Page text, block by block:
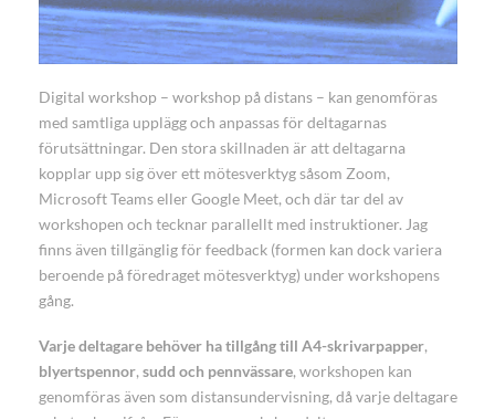
Digital workshop – workshop på distans – kan genomföras
med samtliga upplägg och anpassas för deltagarnas
förutsättningar. Den stora skillnaden är att deltagarna
kopplar upp sig över ett mötesverktyg såsom Zoom,
Microsoft Teams eller Google Meet, och där tar del av
workshopen och tecknar parallellt med instruktioner. Jag
finns även tillgänglig för feedback (formen kan dock variera
beroende på föredraget mötesverktyg) under workshopens
gång.
Varje deltagare behöver ha tillgång till A4-skrivarpapper,
blyertspennor, sudd och pennvässare, workshopen kan
genomföras även som distansundervisning, då varje deltagare